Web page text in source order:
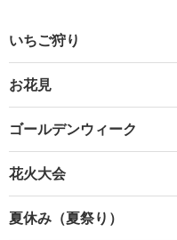
いちご狩り
お花見
ゴールデンウィーク
花火大会
夏休み（夏祭り）